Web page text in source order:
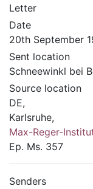
Letter
Date
20th September
Sent location
Schneewinkl bei
Source location
DE,
Karlsruhe,
Max-Reger-
Ep. Ms. 357
Senders